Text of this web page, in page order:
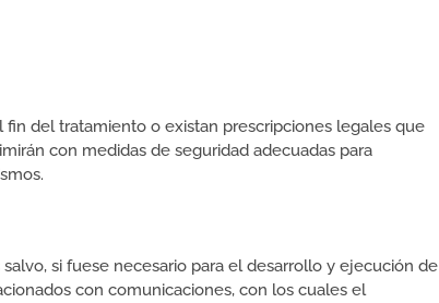
del tratamiento o existan prescripciones legales que
con medidas de seguridad adecuadas para
si fuese necesario para el desarrollo y ejecución de
con comunicaciones, con los cuales el